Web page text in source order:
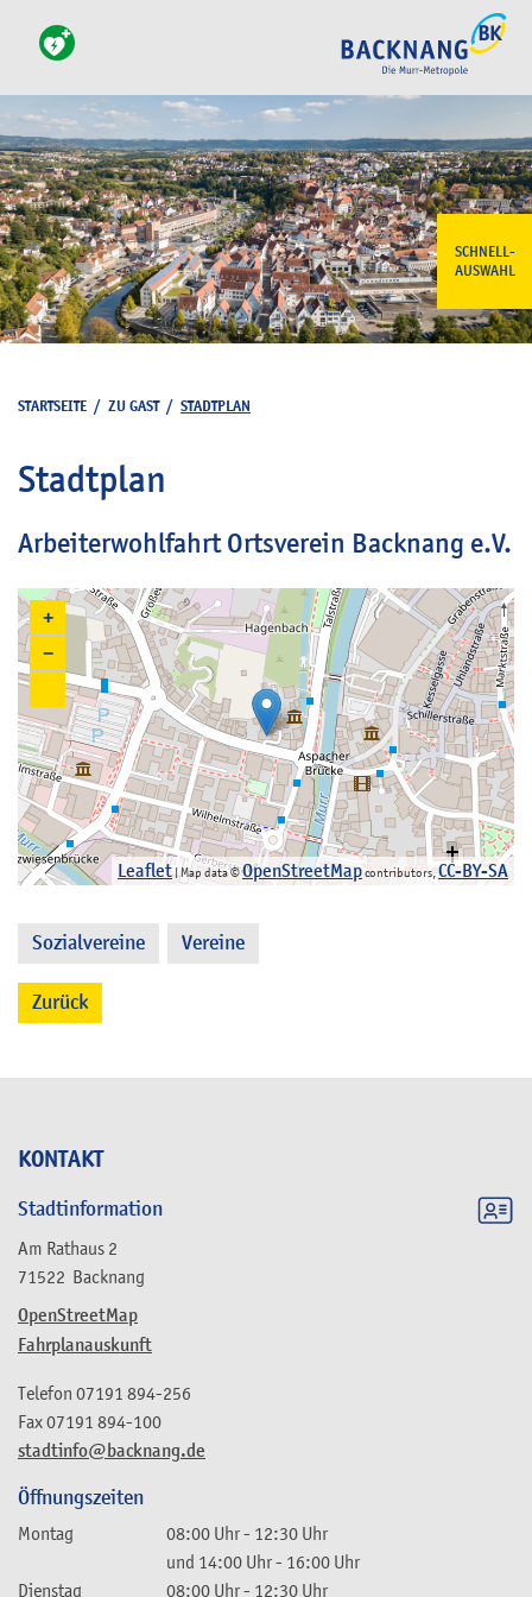
SCHNELL-
AUSWAHL
KONTAKT
Stadtinformation
Am Rathaus 2
71522 Backnang
OpenStreetMap
Fahrplanauskunft
stadtinfo@backnang.de
Telefon 07191 894-256
Fax07191 894-100
Öffnungszeiten
Montag 08:00 Uhr- 12:30 Uhr
und 14:00 Uhr- 16:00 Uhr
Dienstag
08:00 Uhr- 12:30 Uhr
STARTSEITE / ZU GAST/ STADTPLAN
Stadtplan
Arbeiterwohlfahrt Ortsverein Backnang e.V.
+
−
Leaflet| Map data ©OpenStreetMapcontributors,CC-BY-SA
Sozialvereine Vereine
Zurück